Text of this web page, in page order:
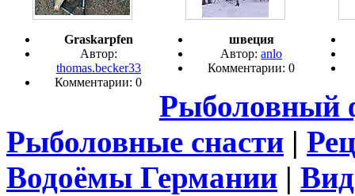
Graskarpfen
Автор:
thomas.becker33
Комментарии: 0
швеция
Автор:anlo
Комментарии: 0
Рыболовный
Рыболовные снасти |
Водоёмы Германии |